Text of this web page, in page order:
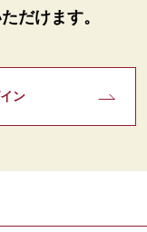
だけます。
ン